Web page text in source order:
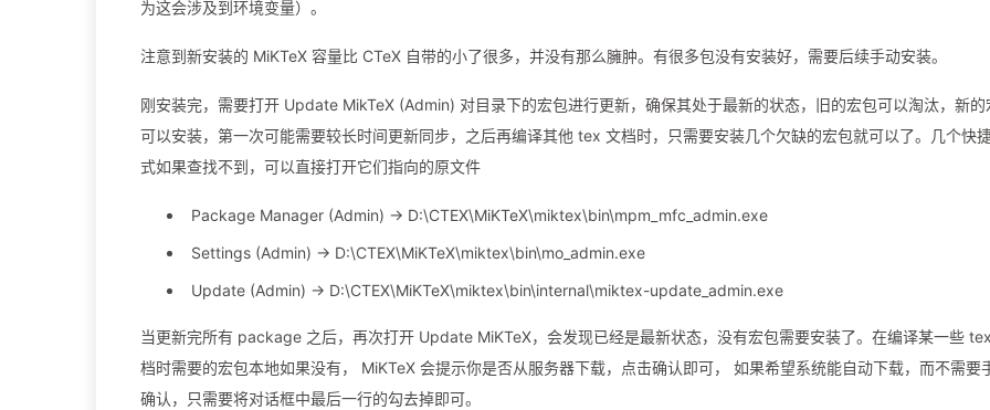
为这会涉及到环境变量）。
注意到新安装的 MiKTeX 容量比 CTeX 自带的小了很多，并没有那么臃肿。有很多包没有安装好，需要后续手动安装。
刚安装完，需要打开 Update MikTeX (Admin) 对目录下的宏包进行更新，确保其处于最新的状态，旧的宏包可以淘汰，新的
可以安装，第一次可能需要较长时间更新同步，之后再编译其他 tex 文档时，只需要安装几个欠缺的宏包就可以了。几个快
式如果查找不到，可以直接打开它们指向的原文件
Package Manager (Admin) -> D:\CTEX\MiKTeX\miktex\bin\mpm_mfc_admin.exe
Settings (Admin) -> D:\CTEX\MiKTeX\miktex\bin\mo_admin.exe
Update (Admin) -> D:\CTEX\MiKTeX\miktex\bin\internal\miktex-update_admin.exe
当更新完所有 package 之后，再次打开 Update MiKTeX，会发现已经是最新状态，没有宏包需要安装了。在编译某一些
档时需要的宏包本地如果没有， MiKTeX 会提示你是否从服务器下载，点击确认即可， 如果希望系统能自动下载，而不需要
确认，只需要将对话框中最后一行的勾去掉即可。